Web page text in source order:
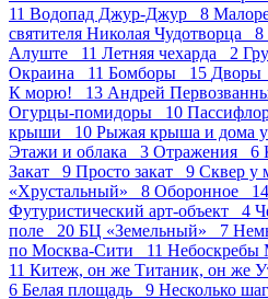
11 Водопад Джур-Джур 8
святителя Николая Чудотворца 8
Алуште 11 Летняя чехарда 2
Окраина 11 Бомборы 15 Дворы
К морю! 13 Андрей
Огурцы-помидоры 10
крыши 10 Рыжая крыша и дома
Этажи и облака 3 Отражения 6
Закат 9 Просто закат 9 Сквер у
«Хрустальный» 8 Оборонное 14
Футуристический арт-объект 4
поле 20 БЦ «Земельный» 7
по Москва-Сити 11
11 Китеж, он же Титаник, он же
6 Белая площадь 9 Несколько